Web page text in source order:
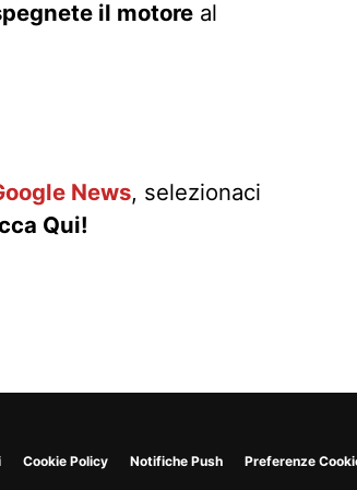
il motore al
News, selezionaci
Qui!
Cookie Policy Notifiche Push Preferenze